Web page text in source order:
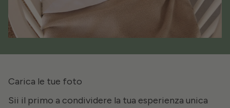
Carica le tue foto
Sii il primo a condividere la tua esperienza unica